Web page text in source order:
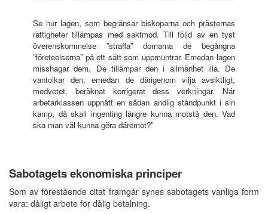
Se hur lagen, som begränsar biskoparna och prästernas
rättigheter tillämpas med saktmod. Till följd av en tyst
överenskommelse ”straffa” domarna de begångna
”företeelserna” på ett sätt som uppmuntrar. Emedan lagen
misshagar dem. De tillämpar den i allmänhet illa. De
vantolkar den, emedan de därigenom vilja avsiktligt,
medvetet, beräknat korrigerat dess verkningar. När
arbetarklassen uppnått en sådan andlig ståndpunkt i sin
kamp, då skall ingenting längre kunna motstå den. Vad
ska man väl kunna göra däremot?”
Sabotagets ekonomiska principer
Som av förestående citat framgår synes sabotagets vanliga form
vara: dåligt arbete för dålig betalning.